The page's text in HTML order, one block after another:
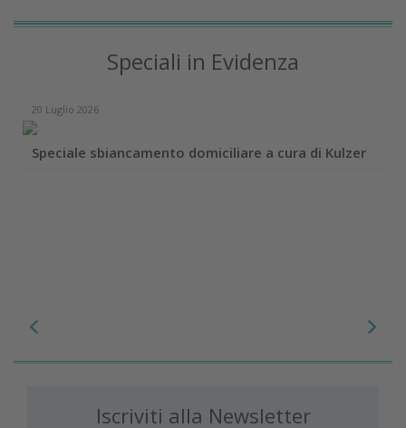
Speciali in Evidenza
20 Luglio 2026
Speciale sbiancamento domiciliare a cura di Kulzer
Iscriviti alla Newsletter